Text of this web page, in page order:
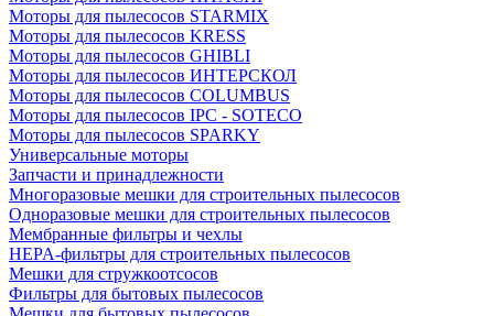
Моторы для пылесосов STARMIX
Моторы для пылесосов KRESS
Моторы для пылесосов GHIBLI
Моторы для пылесосов ИНТЕРСКОЛ
Моторы для пылесосов COLUMBUS
Моторы для пылесосов IPC - SOTECO
Моторы для пылесосов SPARKY
Универсальные моторы
Запчасти и принадлежности
Многоразовые мешки для строительных пылесосов
Одноразовые мешки для строительных пылесосов
Мембранные фильтры и чехлы
HEPA-фильтры для строительных пылесосов
Мешки для стружкоотсосов
Фильтры для бытовых пылесосов